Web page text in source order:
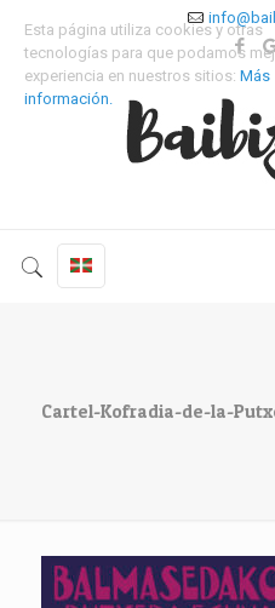
Cartel-Kofradia-de-la-
Esta página utiliza cookies y otras
tecnologías para que podamos
experiencia en nuestros sitios: Más
información.